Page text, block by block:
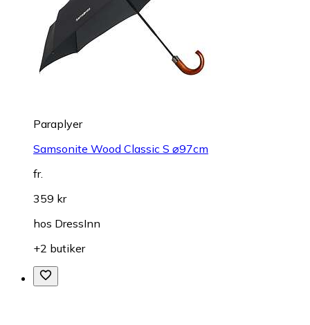
Paraplyer
Samsonite Wood Classic S ⌀97cm
fr.
359 kr
hos DressInn
+2 butiker